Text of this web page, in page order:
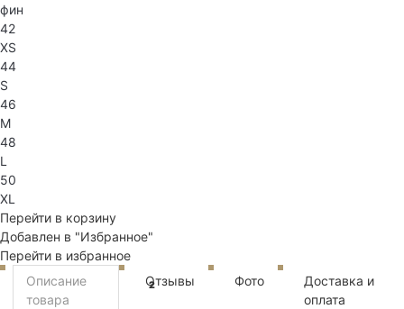
фин
42
XS
44
S
46
M
48
L
50
XL
Перейти в корзину
Добавлен в "Избранное"
Перейти в избранное
Описание
товара
Отзывы
2 Фото
Доставка и
оплата